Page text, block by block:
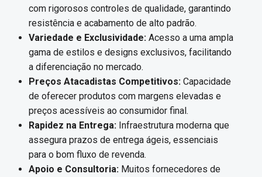
com rigorosos controles de qualidade, garantindo
resistência e acabamento de alto padrão.
Variedade e Exclusividade: Acesso a uma ampla
gama de estilos e designs exclusivos, facilitando
a diferenciação no mercado.
Preços Atacadistas Competitivos: Capacidade
de oferecer produtos com margens elevadas e
preços acessíveis ao consumidor final.
Rapidez na Entrega: Infraestrutura moderna que
assegura prazos de entrega ágeis, essenciais
para o bom fluxo de revenda.
Apoio e Consultoria: Muitos fornecedores de